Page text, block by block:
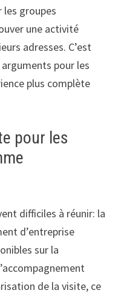
groupes
une activité
adresses. C’est
pour les
plus complète
pour les
difficiles à réunir: la
d’entreprise
sur la
de la visite, ce